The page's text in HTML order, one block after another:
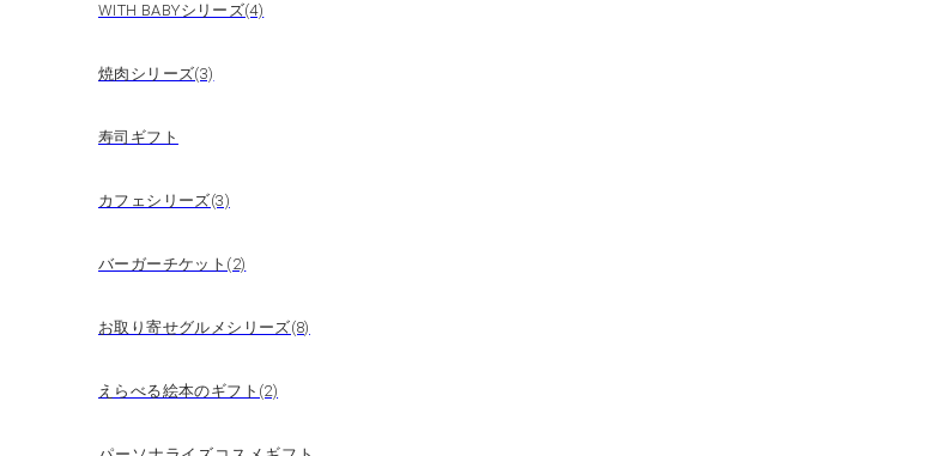
WITH BABYシリーズ(4)
焼肉シリーズ(3)
寿司ギフト
カフェシリーズ(3)
バーガーチケット(2)
お取り寄せグルメシリーズ(8)
えらべる絵本のギフト(2)